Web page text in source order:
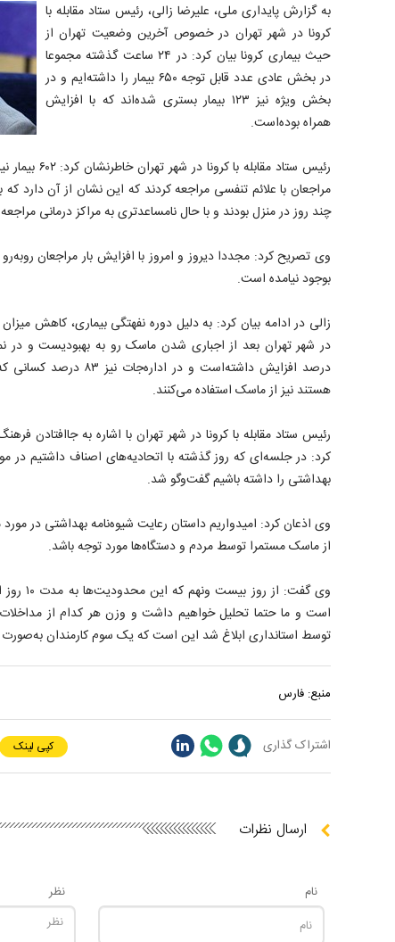
به گزارش پایداری ملی، علیرضا زالی، رئیس ستاد مقابله با
کرونا در شهر تهران در خصوص آخرین وضعیت تهران از
حیث بیماری کرونا بیان کرد: در ۲۴ ساعت گذشته مجموعا
در بخش عادی عدد قابل توجه ۶۵۰ بیمار را داشته‌ایم و در
بخش ویژه نیز ۱۲۳ بیمار بستری شده‌اند که با افزایش
همراه بوده‌است.
رئیس ستاد
مراجعان با علائم تنفسی مراجعه کردند که این نشان از آن دارد
چند روز در منزل بودند و با حال نامساعدتری به مراکز درمانی
وی تصریح کرد: مجددا دیروز و امروز با افزایش بار مراجعان
بوجود نیامده است.
زالی در ادامه بیان کرد: به دلیل دوره نفهتگی بیماری، کاهش
درصد افزایش داشته‌است و
هستند نیز از ماسک استفاده می‌کنند.
رئیس ستاد مقابله با کرونا در شهر تهران با اشاره به جاافتادن
کرد: در جلسه‌ای که روز گذشته با اتحادیه‌های اصناف داشتیم در
بهداشتی را داشته باشیم گفت‌وگو شد.
وی اذعان کرد: امیدواریم داستان رعایت شیوه‌نامه بهداشتی در
از ماسک مستمرا توسط مردم و دستگاه‌ها مورد توجه باشد.
وی گفت:
است و ما حتما تحلیل خواهیم داشت و وزن هر کدام از
توسط استانداری ابلاغ شد این است که یک سوم کارمندان
منبع: فارس
اشتراک گذاری کپی لینک
ارسال نظرات
نام نظر